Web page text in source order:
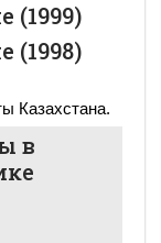
(1999)
(1998)
Казахстана.
в